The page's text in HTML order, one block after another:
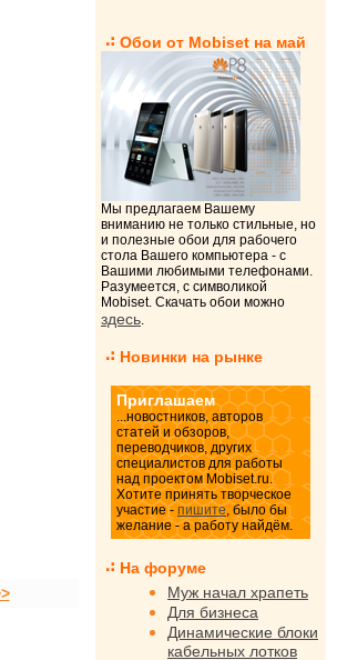
Обои от Mobiset на май
Мы предлагаем Вашему
вниманию не только стильные, но
и полезные обои для рабочего
стола Вашего компьютера - с
Вашими любимыми телефонами.
Разумеется, с символикой
Mobiset. Скачать обои можно
здесь.
Новинки на рынке
Приглашаем
...новостников, авторов
статей и обзоров,
переводчиков, других
специалистов для работы
над проектом Mobiset.ru.
Хотите принять творческое
участие - пишите, было бы
желание - а работу найдём.
На форуме
Муж начал храпеть
Для бизнеса
Динамические блоки
кабельных лотков